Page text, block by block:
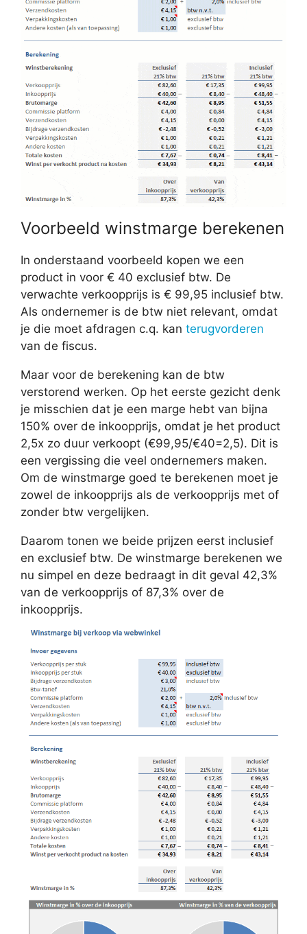
Voorbeeld winstmarge berekenen
In onderstaand voorbeeld kopen we een
product in voor € 40 exclusief btw. De
verwachte verkoopprijs is € 99,95 inclusief btw.
Als ondernemer is de btw niet relevant, omdat
je die moet afdragen c.q. kan terugvorderen
van de fiscus.
Maar voor de berekening kan de btw
verstorend werken. Op het eerste gezicht denk
je misschien dat je een marge hebt van bijna
150% over de inkoopprijs, omdat je het product
2,5x zo duur verkoopt (€99,95/€40=2,5). Dit is
een vergissing die veel ondernemers maken.
Om de winstmarge goed te berekenen moet je
zowel de inkoopprijs als de verkoopprijs met of
zonder btw vergelijken.
Daarom tonen we beide prijzen eerst inclusief
en exclusief btw. De winstmarge berekenen we
nu simpel en deze bedraagt in dit geval 42,3%
van de verkoopprijs of 87,3% over de
inkoopprijs.